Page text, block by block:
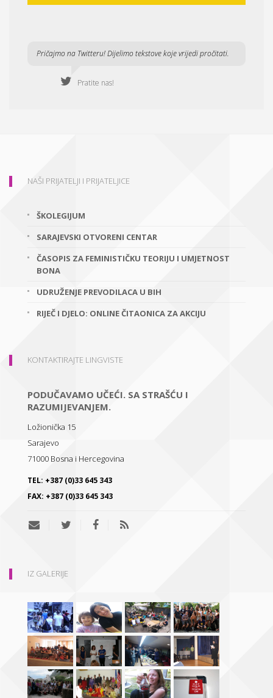
Pričajmo na Twitteru! Dijelimo tekstove koje vrijedi pročitati.
Pratite nas!
NAŠI PRIJATELJI I PRIJATELJICE
ŠKOLEGIJUM
SARAJEVSKI OTVORENI CENTAR
ČASOPIS ZA FEMINISTIČKU TEORIJU I UMJETNOST
BONA
UDRUŽENJE PREVODILACA U BIH
RIJEČ I DJELO: ONLINE ČITAONICA ZA AKCIJU
KONTAKTIRAJTE LINGVISTE
PODUČAVAMO UČEĆI. SA STRAŠĆU I
RAZUMIJEVANJEM.
Ložionička 15
Sarajevo
71000 Bosna i Hercegovina
TEL: +387 (0)33 645 343
FAX: +387 (0)33 645 343
IZ GALERIJE